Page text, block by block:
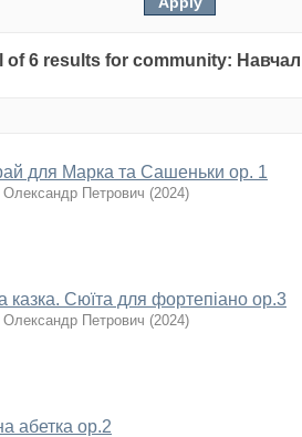
6 results for community:
для Марка та Сашеньки ор. 1
Олександр Петрович (2024)
казка. Сюїта для фортепіано ор.3
Олександр Петрович (2024)
абетка ор.2